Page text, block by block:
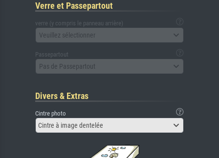
Verre et Passepartout
verre (y compris le panneau arrière)
Veuillez sélectionner
Passepartout
Pas de Passepartout
Divers & Extras
Cintre photo
Cintre à image dentelée